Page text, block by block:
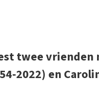
twee
2022) en